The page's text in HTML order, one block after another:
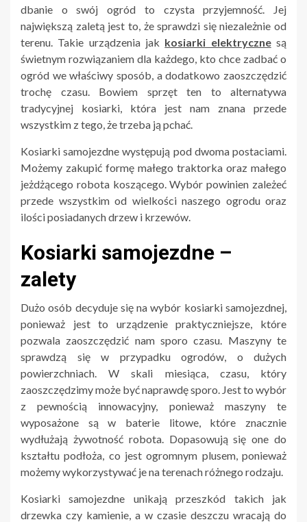
dbanie o swój ogród to czysta przyjemność. Jej
największą zaletą jest to, że sprawdzi się niezależnie od
terenu. Takie urządzenia jak kosiarki elektrycznesą
świetnym rozwiązaniem dla każdego, kto chce zadbać o
ogród we właściwy sposób, a dodatkowo zaoszczędzić
trochę czasu. Bowiem sprzęt ten to alternatywa
tradycyjnej kosiarki, która jest nam znana przede
wszystkim z tego, że trzeba ją pchać.
Kosiarki samojezdne występują pod dwoma postaciami.
Możemy zakupić formę małego traktorka oraz małego
jeżdżącego robota koszącego. Wybór powinien zależeć
przede wszystkim od wielkości naszego ogrodu oraz
ilości posiadanych drzew i krzewów.
Kosiarki samojezdne –
zalety
Dużo osób decyduje się na wybór kosiarki samojezdnej,
ponieważ jest to urządzenie praktyczniejsze, które
pozwala zaoszczędzić nam sporo czasu. Maszyny te
sprawdzą się w przypadku ogrodów, o dużych
powierzchniach. W skali miesiąca, czasu, który
zaoszczędzimy może być naprawdę sporo. Jest to wybór
z pewnością innowacyjny, ponieważ maszyny te
wyposażone są w baterie litowe, które znacznie
wydłużają żywotność robota. Dopasowują się one do
kształtu podłoża, co jest ogromnym plusem, ponieważ
możemy wykorzystywać je na terenach różnego rodzaju.
Kosiarki samojezdne unikają przeszkód takich jak
drzewka czy kamienie, a w czasie deszczu wracają do